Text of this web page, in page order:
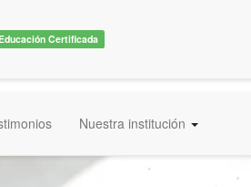
Certificada
Nuestra institución